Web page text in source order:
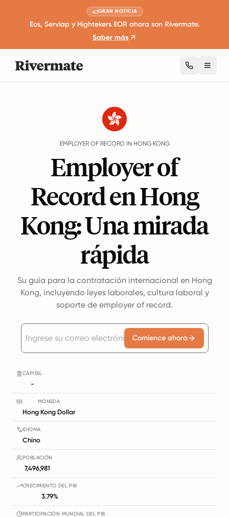
GRAN NOTICIA
Eos, Serviap y Hightekers EOR ahora son Rivermate.
Saber más
EMPLOYER OF RECORD IN HONG KONG
Employer of
Record en Hong
Kong: Una mirada
rápida
Su guía para la contratación internacional en Hong
Kong, incluyendo leyes laborales, cultura laboral y
soporte de employer of record.
Comience ahora
CAPITAL
-
MONEDA
Hong Kong Dollar
IDIOMA
Chino
POBLACIÓN
7,496,981
CRECIMIENTO DEL PIB
3.79%
PARTICIPACIÓN MUNDIAL DEL PIB